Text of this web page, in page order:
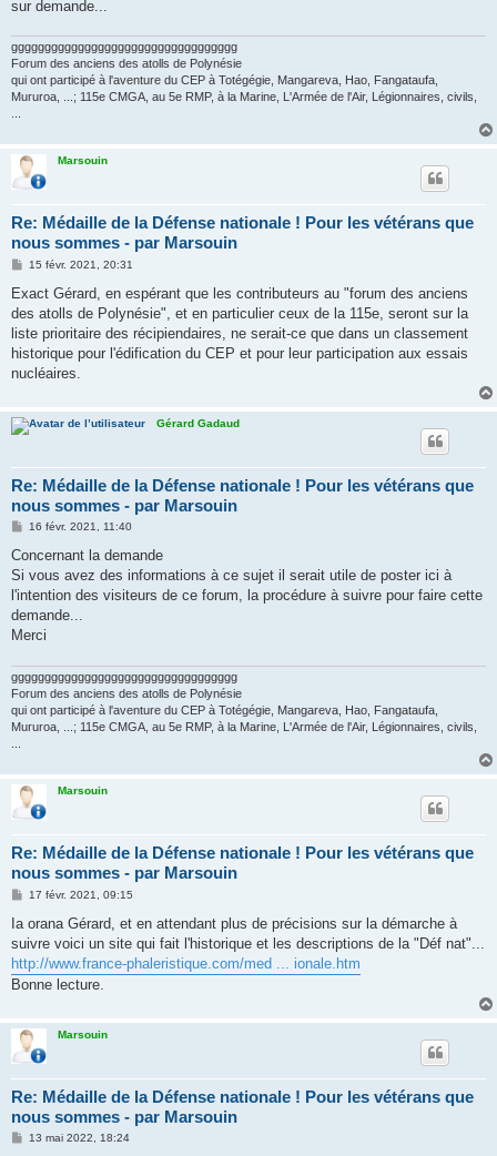
sur demande...
gggggggggggggggggggggggggggggggggg
Forum des anciens des atolls de Polynésie
qui ont participé à l'aventure du CEP à Totégégie, Mangareva, Hao, Fangataufa,
Mururoa, ...; 115e CMGA, au 5e RMP, à la Marine, L'Armée de l'Air, Légionnaires, civils,
...
Marsouin
Re: Médaille de la Défense nationale ! Pour les vétérans que
nous sommes - par Marsouin
M
s
a
g
15 févr. 2021, 20:31
Exact Gérard, en espérant que les contributeurs au "forum des anciens
des atolls de Polynésie", et en particulier ceux de la 115e, seront sur la
liste prioritaire des récipiendaires, ne serait-ce que dans un classement
historique pour l'édification du CEP et pour leur participation aux essais
nucléaires.
Gérard Gadaud
Re: Médaille de la Défense nationale ! Pour les vétérans que
nous sommes - par Marsouin
M
s
a
g
16 févr. 2021, 11:40
Concernant la demande
Si vous avez des informations à ce sujet il serait utile de poster ici à
l'intention des visiteurs de ce forum, la procédure à suivre pour faire cette
demande...
Merci
gggggggggggggggggggggggggggggggggg
Forum des anciens des atolls de Polynésie
qui ont participé à l'aventure du CEP à Totégégie, Mangareva, Hao, Fangataufa,
Mururoa, ...; 115e CMGA, au 5e RMP, à la Marine, L'Armée de l'Air, Légionnaires, civils,
Marsouin
Re: Médaille de la Défense nationale ! Pour les vétérans que
nous sommes - par Marsouin
M
s
a
g
e
17 févr. 2021, 09:15
Ia orana Gérard, et en attendant plus de précisions sur la démarche à
suivre voici un site qui fait l'historique et les descriptions de la "Déf nat"...
http://www.france-phaleristique.com/med ... ionale.htm
Bonne lecture.
Marsouin
Re: Médaille de la Défense nationale ! Pour les vétérans que
nous sommes - par Marsouin
M13 mai 2022, 18:24